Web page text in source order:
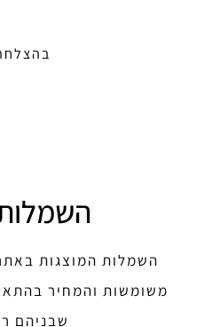
השמלות המוצגות
משומשות והמחיר
שבניהם